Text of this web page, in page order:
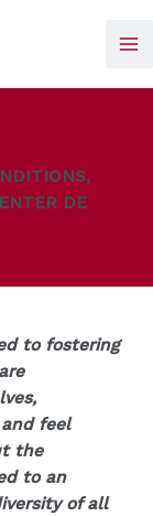
DE
to fostering
feel
the
to an
of all